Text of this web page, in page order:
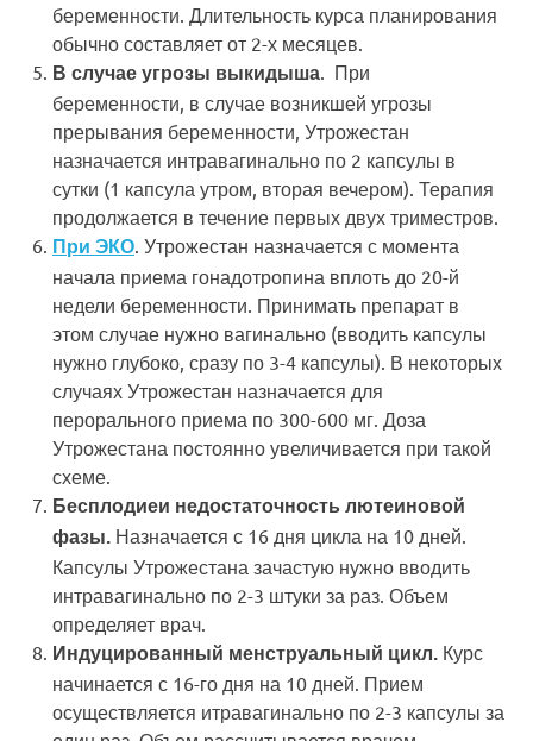
беременности. Длительность курса планирования
обычно составляет от 2-х месяцев.
В случае угрозы выкидыша . При
беременности, в случае возникшей угрозы
прерывания беременности, Утрожестан
назначается интравагинально по 2 капсулы в
сутки (1 капсула утром, вторая вечером). Терапия
продолжается в течение первых двух триместров.
При ЭКО . Утрожестан назначается с момента
начала приема гонадотропина вплоть до 20-й
недели беременности. Принимать препарат в
этом случае нужно вагинально (вводить капсулы
нужно глубоко, сразу по 3-4 капсулы). В некоторых
случаях Утрожестан назначается для
перорального приема по 300-600 мг. Доза
Утрожестана постоянно увеличивается при такой
схеме.
Бесплодиеи недостаточность лютеиновой
фазы. Назначается с 16 дня цикла на 10 дней.
Капсулы Утрожестана зачастую нужно вводить
интравагинально по 2-3 штуки за раз. Объем
определяет врач.
Индуцированный менструальный цикл. Курс
начинается с 16-го дня на 10 дней. Прием
осуществляется итравагинально по 2-3 капсулы за